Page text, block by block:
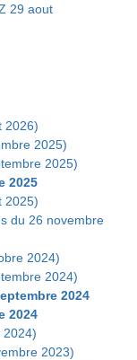
29 aout
2026)
2025)
2025)
2025
2025)
du 26 novembre
2024)
2024)
2024
2024
2024)
2023)